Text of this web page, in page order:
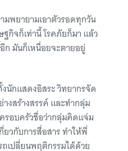
มพยายามเอาตัวรอดทุกวัน
กิจก็เท่านี้ โรคภัยก็มา แล้ว
ก มันก็เหนื่อยจะตายอยู่
นักแสดงอิสระ วิทยากรจัด
งสร้างสรรค์ และทำกลุ่ม
รอบครัวชื่อว่ากลุ่มคิดแจ่ม
ยวกับการสื่อสาร ทำให้พี่
ถเปลี่ยนพฤติกรรมได้ด้วย